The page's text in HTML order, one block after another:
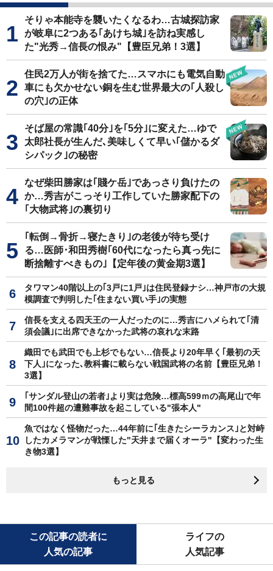
そりゃ本能寺を襲いたくなるわ…古城探訪家
が岐阜に2つある｢あけち城｣を訪ね実感し
た"光秀→信長の恨み"【豊臣兄弟！3選】
住民2万人が街を捨てた…スマホにも電気自動
車にも欠かせない銅を生む世界最大の｢人殺し
の穴｣の正体
そば屋の常識｢40分｣を｢5分｣に変えた…ゆで
太郎社長が生んだ､美味しくて早い｢儲かるダ
シパック｣の秘密
なぜ柴田勝家は｢賤ケ岳｣であっさり負けたの
か…秀吉がこっそり工作していた勝家配下の
｢大物武将｣の裏切り
｢転倒→骨折→寝たきり｣の老後が待ち受け
る…医師･和田秀樹｢60代になったら真っ先に
断捨離すべきもの｣【定年後の黄金期3選】
タワマン40階以上の｢3戸に1戸｣は住民登録ナシ…神戸市の大規
模調査で判明した｢住まない買い手｣の実態
信長を支える四天王の一人だったのに…秀吉にハメられて｢清
須会議｣に出席できなかった武将の哀れな末路
織田でも武田でも上杉でもない…信長より20年早く｢最初の天
下人｣になった､教科書に載らない戦国武将の名前【豊臣兄弟！
3選】
｢サンダル登山の若者｣より実は危険…標高599ｍの高尾山で年
間100件超の遭難事故を起こしている"張本人"
魚ではなく怪物だった…44年前に｢生きたシーラカンス｣と対峙
したカメラマンが戦慄した"天井まで届くオーラ"【変わった生
き物3選】
もっと見る
この記事の読者に
人気の記事
ライフの
人気記事